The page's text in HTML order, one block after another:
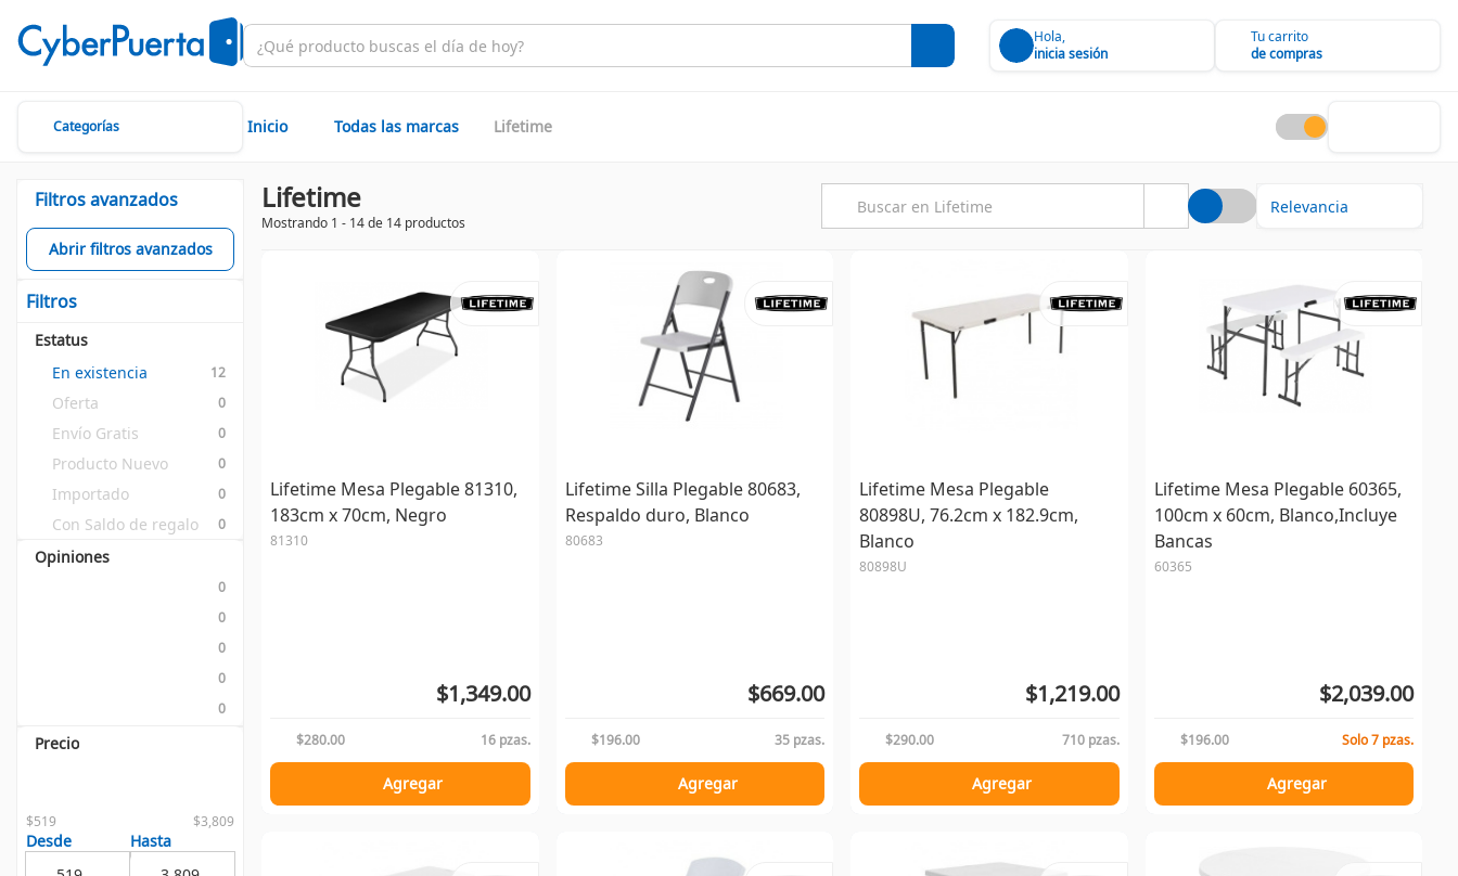
Hola,
inicia sesión
Tu carrito
de compras
Categorías Inicio Todas las marcas Lifetime
Filtros avanzados
Abrir filtros avanzados
Filtros
Estatus
En existencia
12
Oferta 0
Envío Gratis 0
Producto Nuevo 0
Importado 0
Con Saldo de regalo 0
Opiniones
0
0
0
0
0
Precio
$519 $3,809
Desde Hasta
Lifetime
Mostrando 1 - 14 de 14 productos
Lifetime Mesa Plegable 81310,
183cm x 70cm, Negro
81310
$1,349.00
$280.00 16 pzas.
Agregar
Lifetime Silla Plegable 80683,
Respaldo duro, Blanco
80683
$669.00
$196.00 35 pzas.
Agregar
Lifetime Mesa Plegable
80898U, 76.2cm x 182.9cm,
Blanco
80898U
$1,219.00
$290.00 710 pzas.
Agregar
Lifetime Mesa Plegable 60365,
100cm x 60cm, Blanco,Incluye
Bancas
60365
$2,039.00
$196.00 Solo 7 pzas.
Agregar